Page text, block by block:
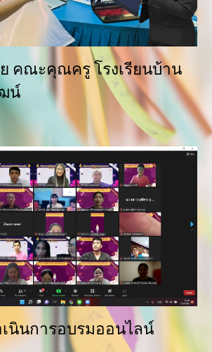
คณะคุณครู โรงเรียนบ้าน
น์
นินการอบรมออนไลน์